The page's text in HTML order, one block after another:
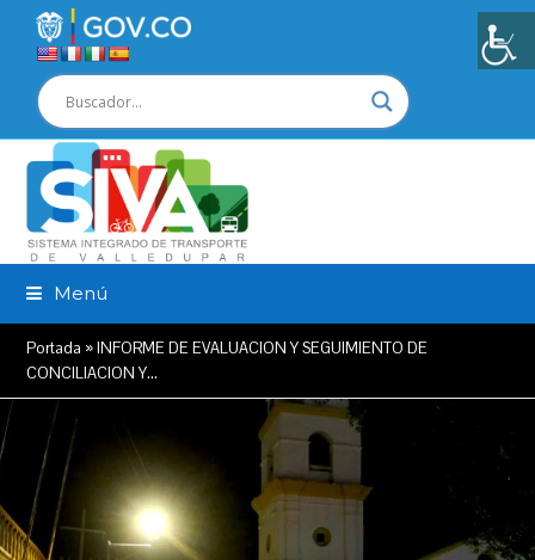
Menú
Portada »INFORME DE EVALUACION Y SEGUIMIENTO DE
CONCILIACION Y…